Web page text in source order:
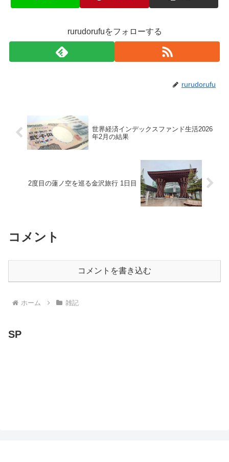
rurudorufuをフォローする
rurudorufu
世界経済インデックスファンド生活2026
年2月の結果
2度目の蓮ノ空を巡る金沢旅行 1日目
コメント
コメントを書き込む
ホーム 雑記
SP